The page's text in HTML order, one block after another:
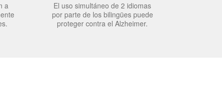
a
El uso simultáneo de 2 idiomas
por parte de los bilingües puede
proteger contra el Alzheimer.